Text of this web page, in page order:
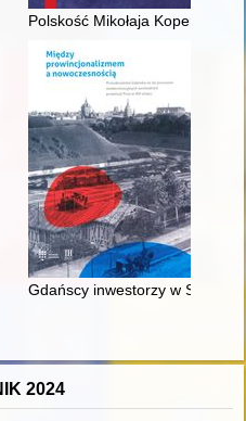
szlacheckich w XVI-
Polskość Mikołaja Kopernika z
drawskiego od
Gdańscy inwestorzy w
2024